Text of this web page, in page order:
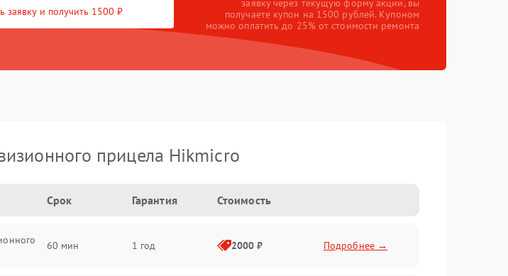
заявку и получить 1500 ₽
заявку через текущую форму акции, вы
получаете купон на 1500 рублей. Купоном
можно оплатить до 25% от стоимости ремонта
прицела Hikmicro
Срок Гарантия Стоимость
60 мин 1 год 2000 ₽ Подробнее →